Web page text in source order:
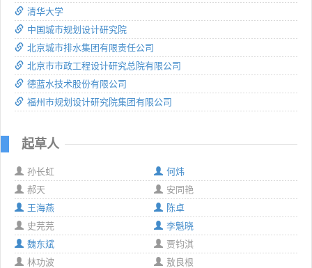
清华大学
中国城市规划设计研究院
北京城市排水集团有限责任公司
北京市市政工程设计研究总院有限公司
德蓝水技术股份有限公司
福州市规划设计研究院集团有限公司
起草人
孙长虹
何炜
郝天
安同艳
王海燕
陈卓
史芫芫
李魁晓
魏东斌
贾钧淇
林功波
敖良根